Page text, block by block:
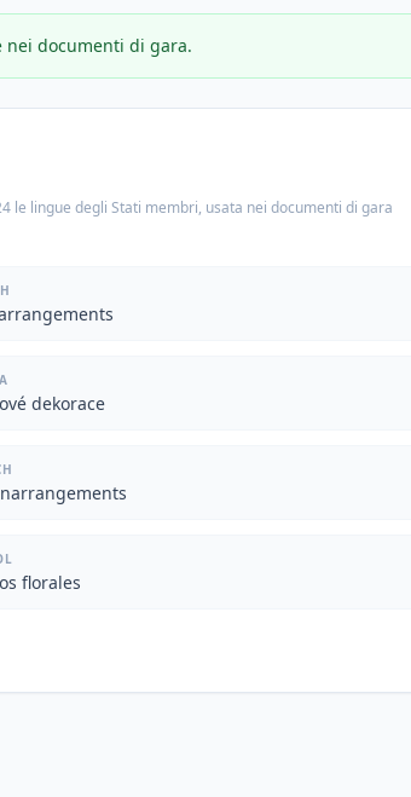
nei documenti di gara.
le lingue degli Stati membri, usata nei documenti di gara
dekorace
florales